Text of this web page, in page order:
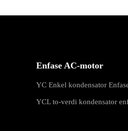
Enfase AC-motor
YC Enkel kondensator
YCL to-verdi kondensator